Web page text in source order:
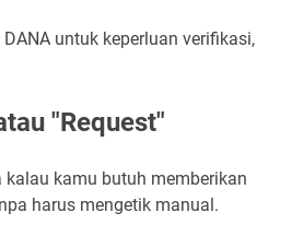
untuk keperluan verifikasi,
"Request"
kalau kamu butuh memberikan
harus mengetik manual.